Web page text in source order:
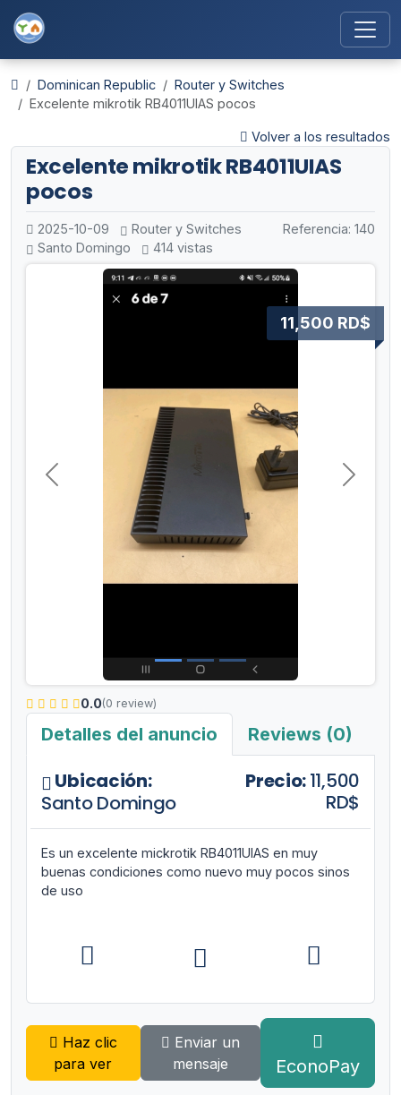
Dominican Republic
Router y Switches
Excelente mikrotik RB4011UIAS pocos
Volver a los resultados
Excelente mikrotik RB4011UIAS
pocos
2025-10-09
Router y Switches
Santo Domingo
414 vistas
Referencia: 140
11,500 RD$
Anterior
0.0(0 review)
Detalles del anuncio Reviews (0)
Ubicación:
Santo Domingo
Precio:11,500
RD$
Es un excelente mickrotik RB4011UIAS en muy
buenas condiciones como nuevo muy pocos sinos
de uso
Haz clic
para ver
Enviar un
mensaje
EconoPay